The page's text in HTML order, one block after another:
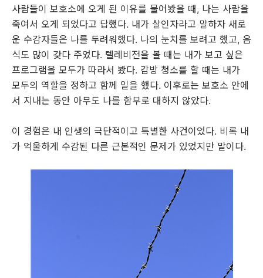
사람들이 보호소에 오게 된 이유를 물어봤을 때, 나는 사람을
죽여서 오게 되었다고 답했다. 내가 살인자라고 말하자 새로
운 수감자들은 나를 두려워했다. 나의 눈치를 보려고 했고, 음
식도 많이 갖다 주었다. 텔레비전을 볼 때는 내가 보고 싶은
프로그램을 모두가 따라서 봤다. 감방 청소를 할 때는 내가
모두의 역할을 정하고 함께 일을 했다. 이후로는 보호소 안에
서 지내는 동안 아무도 나를 함부로 대하지 않았다.
이 경험은 내 인생의 극단적이고 특별한 사건이었다. 비록 내
가 억울하게 수감된 다른 근본적인 문제가 있었지만 말이다.